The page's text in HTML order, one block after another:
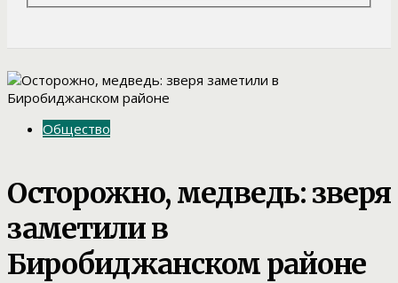
Общество
Осторожно, медведь: зверя
заметили в
Биробиджанском районе